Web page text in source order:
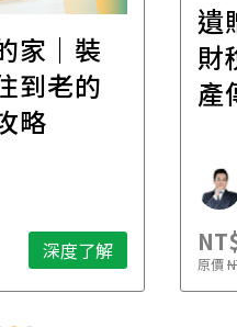
家｜裝
到老的
略
深度了解
遺
財
產
原價